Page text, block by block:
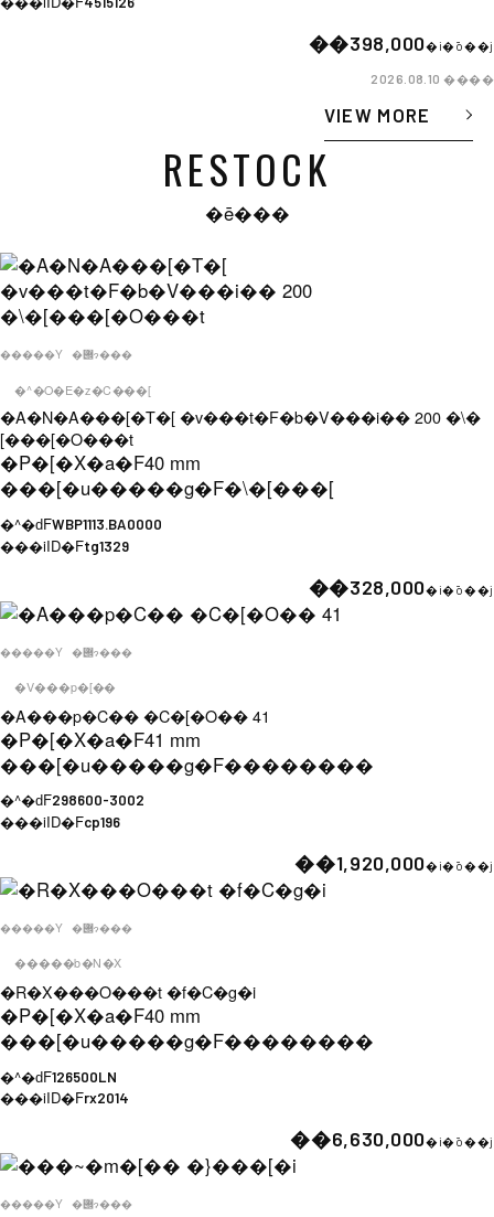
��398,000�i�ō��j
2026.08.10����
VIEW MORE
RESTOCK
�ē���
�����Y �݌ɂ���
�^�O�E�z�C���[
�A�N�A���[�T�[ �v���t�F�b�V���i�� 200 �\�
[���[�O���t
�P�[�X�a�F40 mm
���[�u�����g�F�\�[���[
�^�ԁFWBP1113.BA0000
���iID�Ftg1329
��328,000�i�ō��j
�����Y �݌ɂ���
�V���p�[��
�A���p�C�� �C�[�O�� 41
�P�[�X�a�F41 mm
���[�u�����g�F��������
�^�ԁF298600-3002
���iID�Fcp196
��1,920,000�i�ō��j
�����Y �݌ɂ���
�����b�N�X
�R�X���O���t �f�C�g�i
�P�[�X�a�F40 mm
���[�u�����g�F��������
�^�ԁF126500LN
���iID�Frx2014
��6,630,000�i�ō��j
�����Y �݌ɂ���